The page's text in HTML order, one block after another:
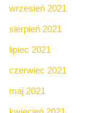
wrzesień 2021
sierpień 2021
lipiec 2021
czerwiec 2021
maj 2021